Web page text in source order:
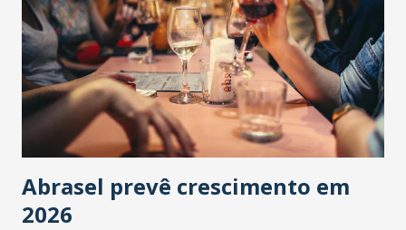
Abrasel prevê crescimento em
2026